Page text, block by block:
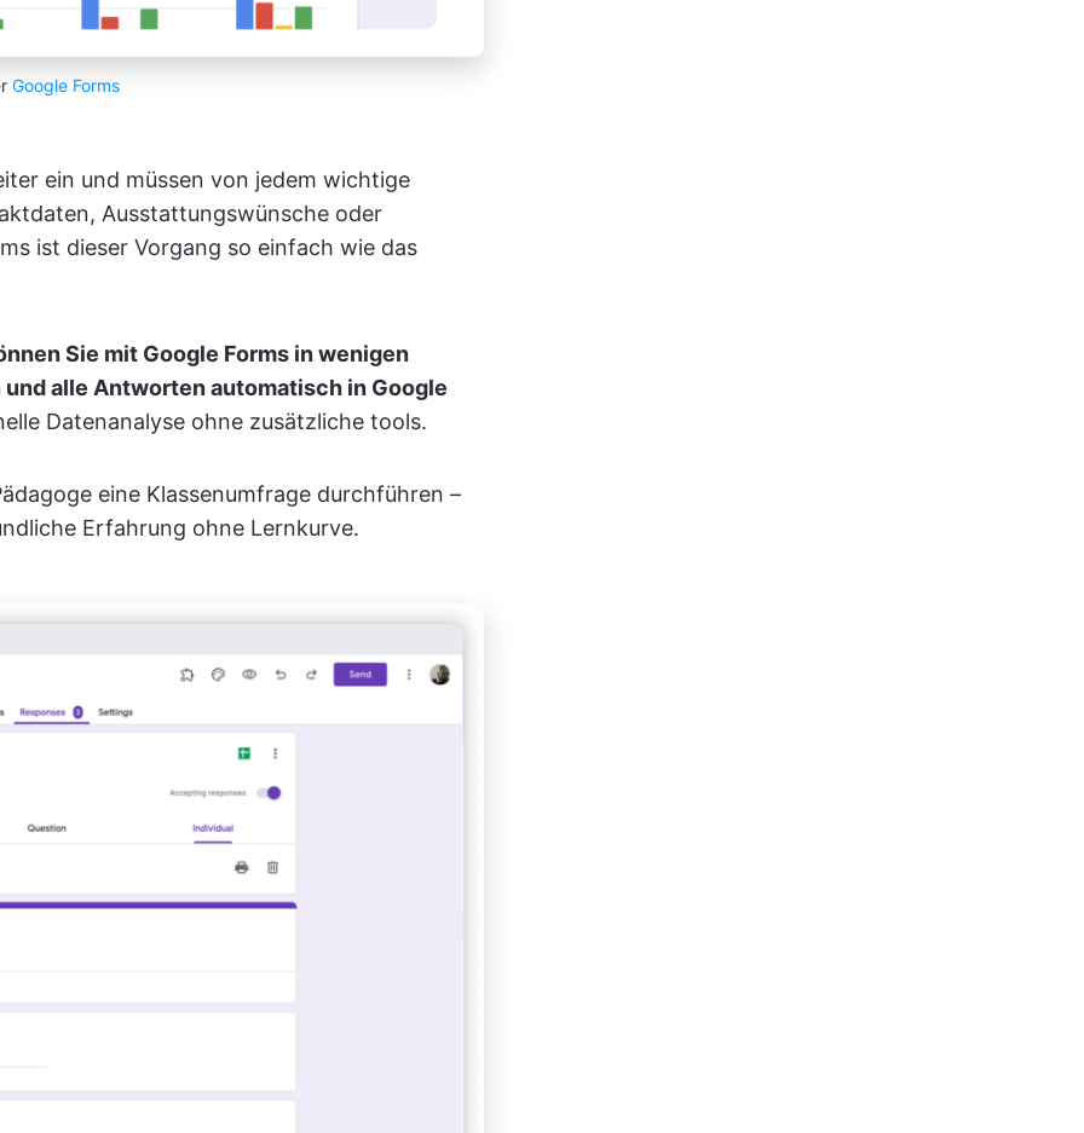
Google Forms
ein und müssen von jedem wichtige
Ausstattungswünsche oder
ist dieser Vorgang so einfach wie das
Sie mit Google Forms in wenigen
alle Antworten automatisch in Google
Datenanalyse ohne zusätzliche tools.
eine Klassenumfrage durchführen –
Erfahrung ohne Lernkurve.